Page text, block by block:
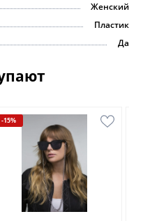
Женский
Пластик
Да
-15%